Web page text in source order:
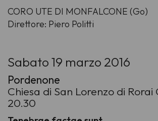
CORO UTE DI MONFALCONE (Go)
Direttore: Piero Politti
Sabato 19 marzo 2016
Pordenone
Chiesa di San Lorenzo di
20.30